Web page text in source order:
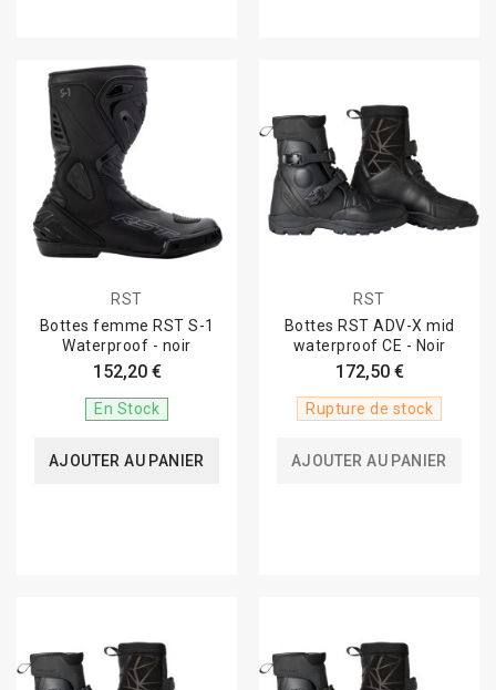
RST
Bottes femme RST S-1
Waterproof - noir
152,20 €
En Stock
AJOUTER AU PANIER
RST
Bottes RST ADV-X mid
waterproof CE - Noir
172,50 €
Rupture de stock
AJOUTER AU PANIER